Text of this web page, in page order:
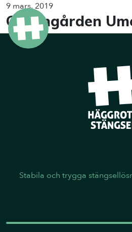
9 mars, 2019
Granngården
Stabila och trygga